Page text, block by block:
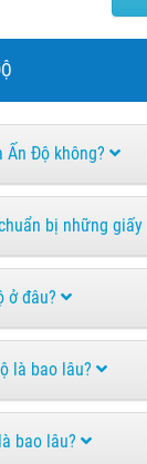
Ấn Độ không?
bị những
ở đâu?
là bao lâu?
bao lâu?